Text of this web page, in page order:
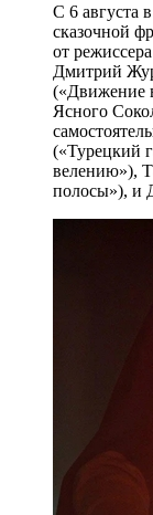
С 6 августа
сказочной
от
Дмитрий
(«Движение
Ясного
(«Турецкий
велению»),
полосы»), и